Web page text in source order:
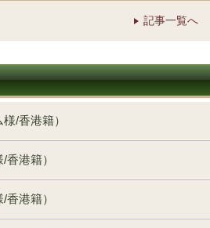
記事一覧へ
/香港籍）
港籍）
港籍）